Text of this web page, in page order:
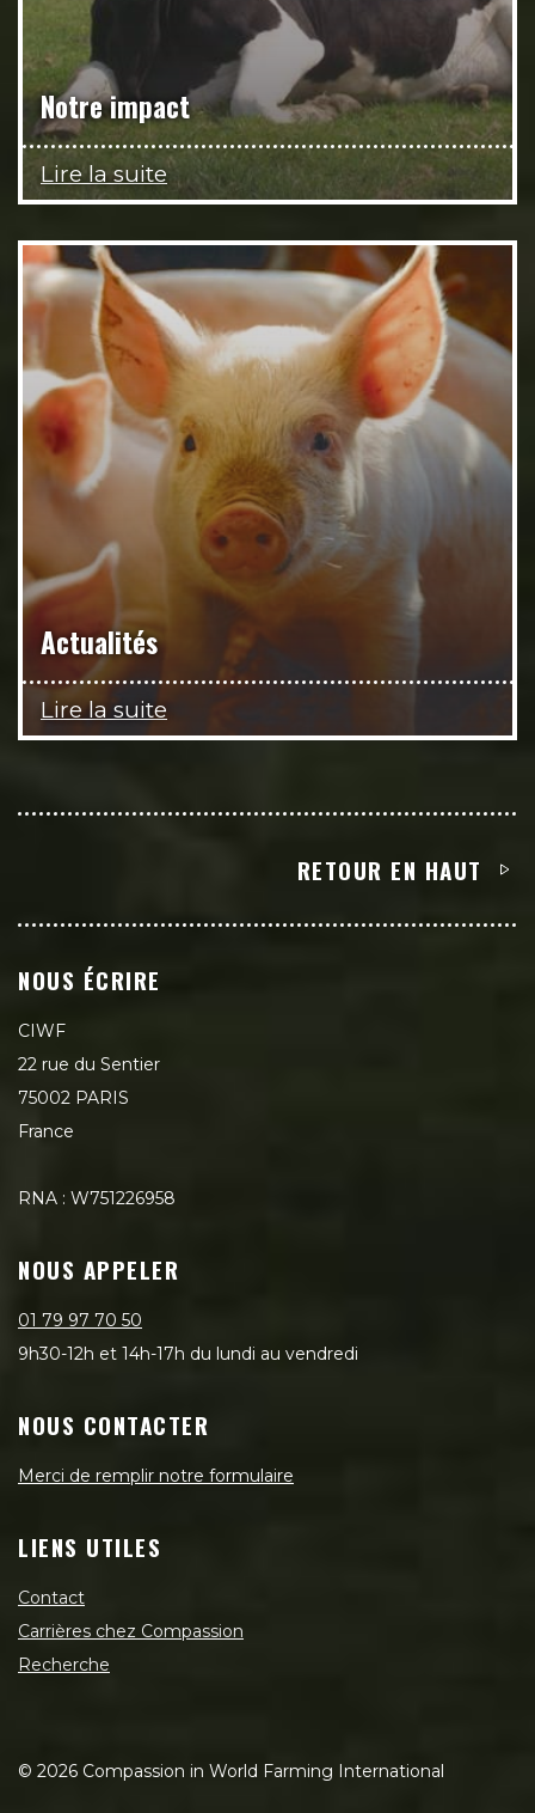
Notre impact
Lire la suite
Actualités
Lire la suite
RETOUR EN HAUT
NOUS ÉCRIRE
CIWF
22 rue du Sentier
75002 PARIS
France
RNA : W751226958
NOUS APPELER
01 79 97 70 50
9h30-12h et 14h-17h du lundi au vendredi
NOUS CONTACTER
Merci de remplir notre formulaire
LIENS UTILES
Contact
Carrières chez Compassion
Recherche
© 2026 Compassion in World Farming International